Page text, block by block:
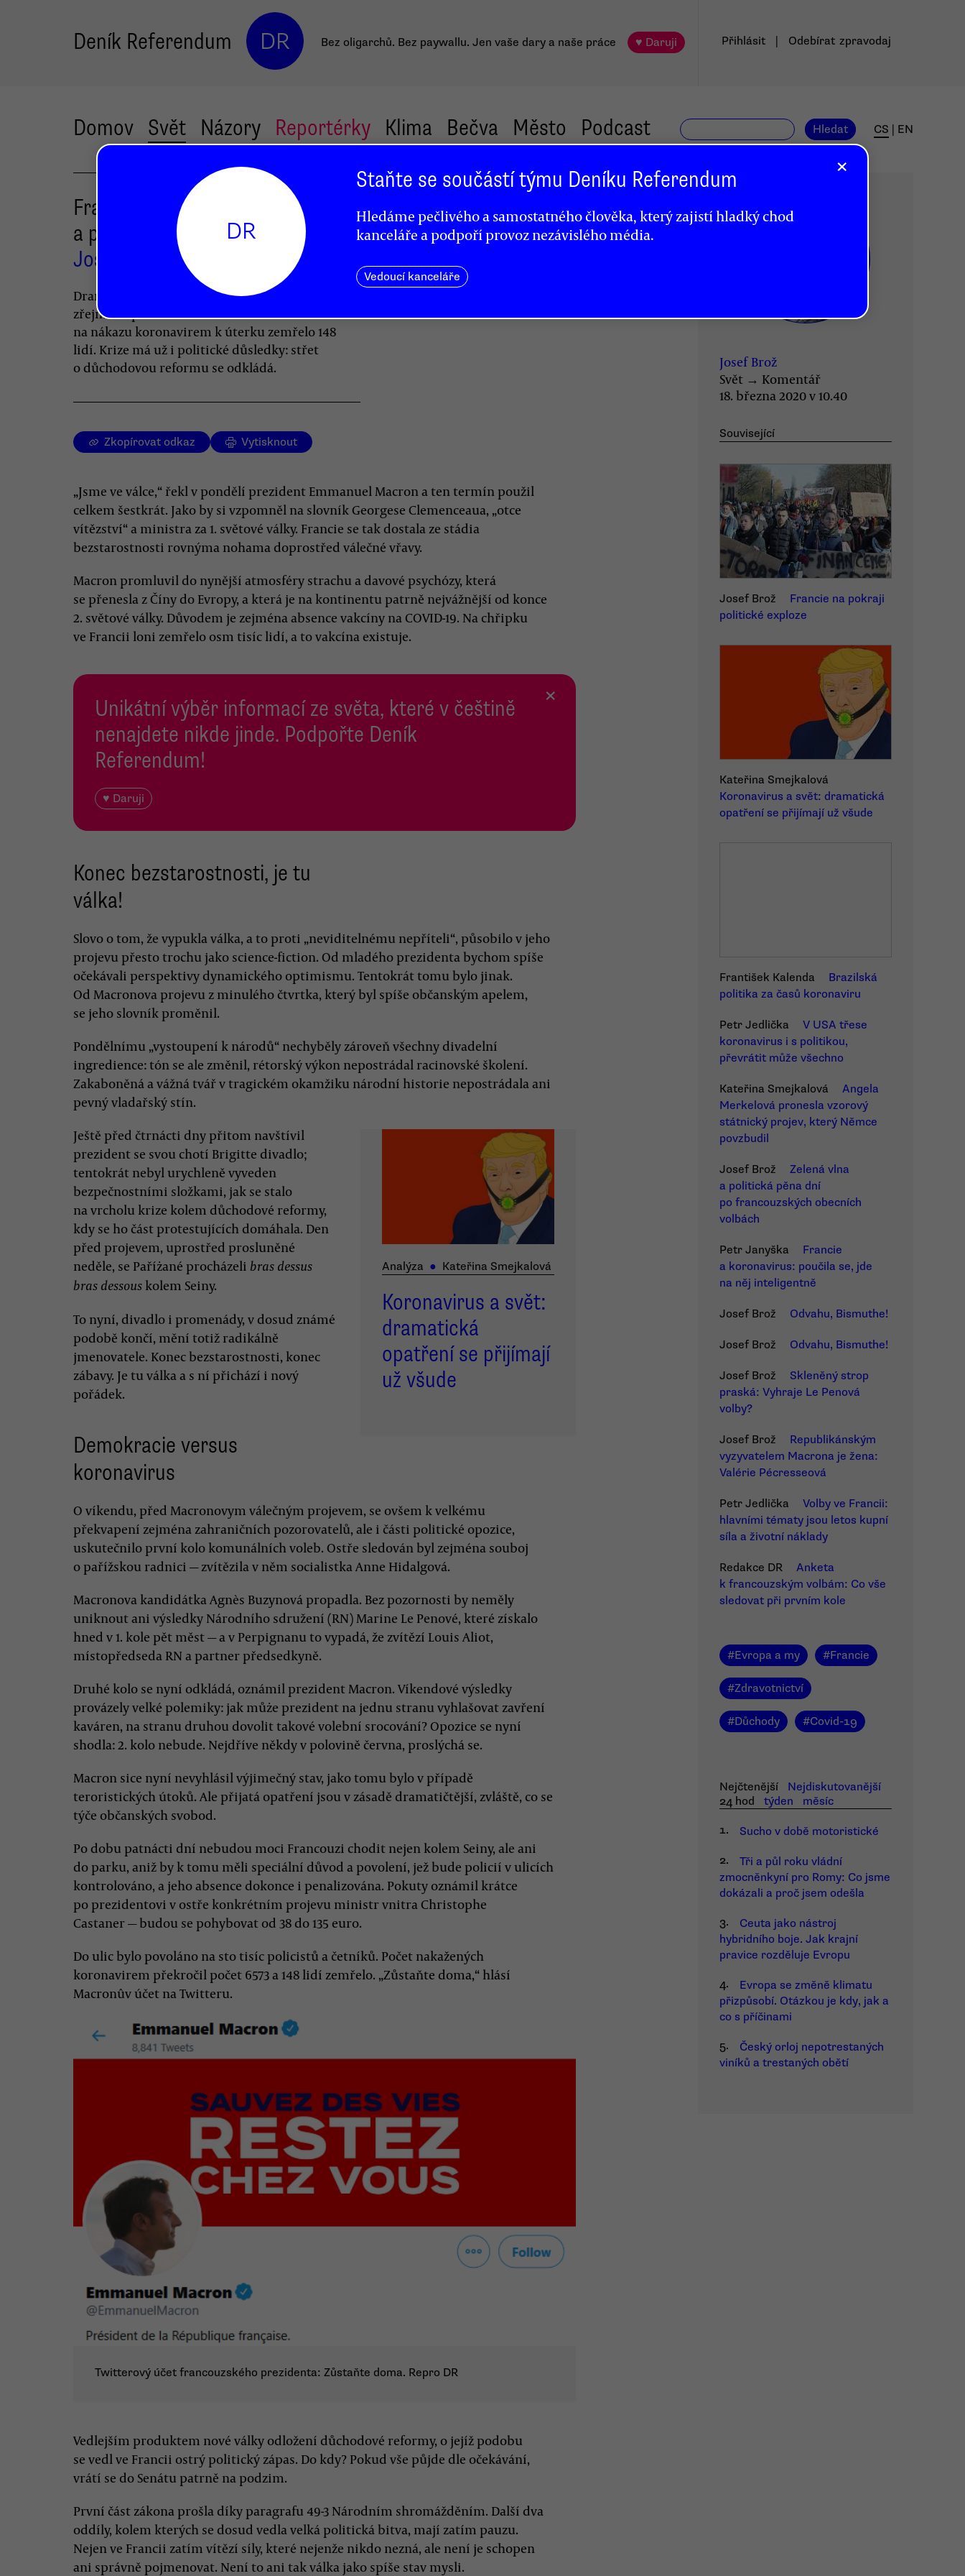
Deník Referendum DR Bez oligarchů. Bez paywallu. Jen vaše dary a naše práce ♥ Daruji Přihlásit Odebírat zpravodaj
Domov Svět Názory Reportérky Klima Bečva Město Podcast Hledat CS EN
Francouzská „válka“ s virem
a pauza důchodové reformy
Josef Brož
Dramatická rétorika francouzského prezidenta
zřejmě odpovídá vážnosti situace. Ve Francii
na nákazu koronavirem k úterku zemřelo 148
lidí. Krize má už i politické důsledky: střet
o důchodovou reformu se odkládá.
Zkopírovat odkaz Vytisknout
„Jsme ve válce,“ řekl v pondělí prezident Emmanuel Macron a ten termín použil
celkem šestkrát. Jako by si vzpomněl na slovník Georgese Clemenceaua, „otce
vítězství“ a ministra za 1. světové války. Francie se tak dostala ze stádia
bezstarostnosti rovnýma nohama doprostřed válečné vřavy.
Macron promluvil do nynější atmosféry strachu a davové psychózy, která
se přenesla z Číny do Evropy, a která je na kontinentu patrně nejvážnější od konce
2. světové války. Důvodem je zejména absence vakcíny na COVID-19. Na chřipku
ve Francii loni zemřelo osm tisíc lidí, a to vakcína existuje.
Unikátní výběr informací ze světa, které v češtině
nenajdete nikde jinde. Podpořte Deník
Referendum!
♥ Daruji
×
Konec bezstarostnosti, je tu
válka!
Slovo o tom, že vypukla válka, a to proti „neviditelnému nepříteli“, působilo v jeho
projevu přesto trochu jako science-fiction. Od mladého prezidenta bychom spíše
očekávali perspektivy dynamického optimismu. Tentokrát tomu bylo jinak.
Od Macronova projevu z minulého čtvrtka, který byl spíše občanským apelem,
se jeho slovník proměnil.
Pondělnímu „vystoupení k národů“ nechyběly zároveň všechny divadelní
ingredience: tón se ale změnil, rétorský výkon nepostrádal racinovské školení.
Zakaboněná a vážná tvář v tragickém okamžiku národní historie nepostrádala ani
pevný vladařský stín.
Analýza ● Kateřina Smejkalová
Koronavirus a svět:
dramatická
opatření se přijímají
už všude
Ještě před čtrnácti dny přitom navštívil
prezident se svou chotí Brigitte divadlo;
tentokrát nebyl urychleně vyveden
bezpečnostními složkami, jak se stalo
na vrcholu krize kolem důchodové reformy,
kdy se ho část protestujících domáhala. Den
před projevem, uprostřed prosluněné
neděle, se Paříżané procházeli bras dessus
bras dessous kolem Seiny.
To nyní, divadlo i promenády, v dosud známé
podobě končí, mění totiž radikálně
jmenovatele. Konec bezstarostnosti, konec
zábavy. Je tu válka a s ní přichází i nový
pořádek.
Demokracie versus
koronavirus
O víkendu, před Macronovym válečným projevem, se ovšem k velkému
překvapení zejména zahraničních pozorovatelů, ale i části politické opozice,
uskutečnilo první kolo komunálních voleb. Ostře sledován byl zejména souboj
o pařížskou radnici — zvítězila v něm socialistka Anne Hidalgová.
Macronova kandidátka Agnès Buzynová propadla. Bez pozornosti by neměly
uniknout ani výsledky Národního sdružení (RN) Marine Le Penové, které získalo
hned v 1. kole pět měst — a v Perpignanu to vypadá, že zvítězí Louis Aliot,
místopředseda RN a partner předsedkyně.
Druhé kolo se nyní odkládá, oznámil prezident Macron. Víkendové výsledky
provázely velké polemiky: jak můże prezident na jednu stranu vyhlašovat zavření
kaváren, na stranu druhou dovolit takové volební srocování? Opozice se nyní
shodla: 2. kolo nebude. Nejdříve někdy v polovině června, proslýchá se.
Macron sice nyní nevyhlásil výjimečný stav, jako tomu bylo v případě
teroristických útoků. Ale přijatá opatření jsou v zásadě dramatičtější, zvláště, co se
týče občanských svobod.
Po dobu patnácti dní nebudou moci Francouzi chodit nejen kolem Seiny, ale ani
do parku, aniž by k tomu měli speciální důvod a povolení, jež bude policií v ulicích
kontrolováno, a jeho absence dokonce i penalizována. Pokuty oznámil krátce
po prezidentovi v ostře konkrétním projevu ministr vnitra Christophe
Castaner — budou se pohybovat od 38 do 135 euro.
Do ulic bylo povoláno na sto tisíc policistů a četníků. Počet nakažených
koronavirem překročil počet 6573 a 148 lidí zemřelo. „Zůstaňte doma,“ hlásí
Macronûv účet na Twitteru.
Twitterový účet francouzského prezidenta: Zůstaňte doma. Repro DR
Vedlejším produktem nové války odložení důchodové reformy, o jejíž podobu
se vedl ve Francii ostrý politický zápas. Do kdy? Pokud vše půjde dle očekávání,
vrátí se do Senátu patrně na podzim.
První část zákona prošla díky paragrafu 49-3 Národním shromážděním. Další dva
oddíly, kolem kterých se dosud vedla velká politická bitva, mají zatím pauzu.
Nejen ve Francii zatím vítězí síly, které nejenže nikdo nezná, ale není je schopen
ani správně pojmenovat. Není to ani tak válka jako spíše stav mysli.
Josef Brož
Svět → Komentář
18. března 2020 v 10.40
Související
Josef Brož
Francie na pokraji
politické exploze
Kateřina Smejkalová
Koronavirus a svět: dramatická
opatření se přijímají už všude
František Kalenda
Brazilská
politika za časů koronaviru
Petr Jedlička
V USA třese
koronavirus i s politikou,
převrátit může všechno
Kateřina Smejkalová
Angela
Merkelová pronesla vzorový
státnický projev, který Němce
povzbudil
Josef Brož
Zelená vlna
a politická pěna dní
po francouzských obecních
volbách
Petr Janyška
Francie
a koronavirus: poučila se, jde
na něj inteligentně
Josef Brož Odvahu, Bismuthe!
Josef Brož Odvahu, Bismuthe!
Josef Brož
Skleněný strop
praská: Vyhraje Le Penová
volby?
Josef Brož
Republikánským
vyzyvatelem Macrona je žena:
Valérie Pécresseová
Petr Jedlička
Volby ve Francii:
hlavními tématy jsou letos kupní
síla a životní náklady
Redakce DR
Anketa
k francouzským volbám: Co vše
sledovat při prvním kole
#Evropa a my #Francie
#Zdravotnictví
#Důchody #Covid-19
Nejčtenější
Nejdiskutovanější
24 hod
týden
měsíc
1.
Sucho v době motoristické
2.
Tři a půl roku vládní
zmocněnkyní pro Romy: Co jsme
dokázali a proč jsem odešla
3.
Ceuta jako nástroj
hybridního boje. Jak krajní
pravice rozděluje Evropu
4.
Evropa se změně klimatu
přizpůsobí. Otázkou je kdy, jak a
co s příčinami
5.
Český orloj nepotrestaných
viníků a trestaných obětí
×
DR
Staňte se součástí týmu Deníku Referendum
Hledáme pečlivého a samostatného člověka, který zajistí hladký chod
kanceláře a podpoří provoz nezávislého média.
Vedoucí kanceláře